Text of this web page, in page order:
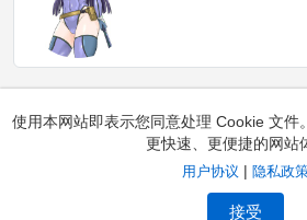
频道投
使用本网站即表示您同意处理 Cookie 文件
更快速、更便捷的网站
用户协议 | 隐私政
接受